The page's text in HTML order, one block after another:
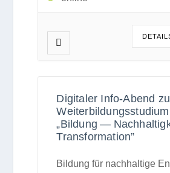
Digitaler Info-Abend
Weiterbildungsstudium
„Bildung —
Transformation”
Bil­dung für nach­hal­tige